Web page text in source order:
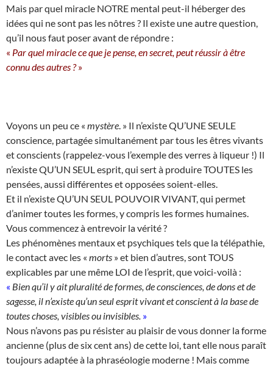
Mais par quel miracle NOTRE mental peut-il héberger des
idées qui ne sont pas les nôtres ? Il existe une autre question,
qu’il nous faut poser avant de répondre :
« Par quel miracle ce que je pense, en secret, peut réussir à être
connu des autres ?»
Voyons un peu ce « mystère . » Il n’existe QU’UNE SEULE
conscience, partagée simultanément par tous les êtres vivants
et conscients (rappelez-vous l’exemple des verres à liqueur !) Il
n’existe QU’UN SEUL esprit, qui sert à produire TOUTES les
pensées, aussi différentes et opposées soient-elles.
Et il n’existe QU’UN SEUL POUVOIR VIVANT, qui permet
d’animer toutes les formes, y compris les formes humaines.
Vous commencez à entrevoir la vérité ?
Les phénomènes mentaux et psychiques tels que la télépathie,
le contact avec les « morts » et bien d’autres, sont TOUS
explicables par une même LOI de l’esprit, que voici-voilà :
« Bien qu’il y ait pluralité de formes, de consciences, de dons et de
sagesse, il n’existe qu’un seul esprit vivant et conscient à la base de
toutes choses, visibles ou invisibles. »
Nous n’avons pas pu résister au plaisir de vous donner la forme
ancienne (plus de six cent ans) de cette loi, tant elle nous paraît
toujours adaptée à la phraséologie moderne ! Mais comme